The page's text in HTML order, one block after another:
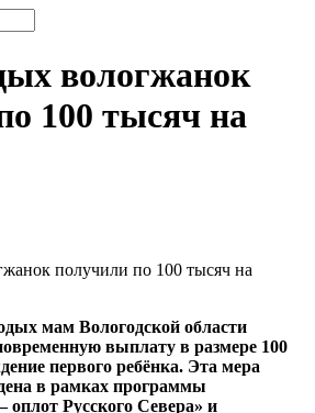
вологжанок
100 тысяч на
мам Вологодской области
выплату в размере 100
первого ребёнка. Эта мера
в рамках программы
оплот Русского Севера» и